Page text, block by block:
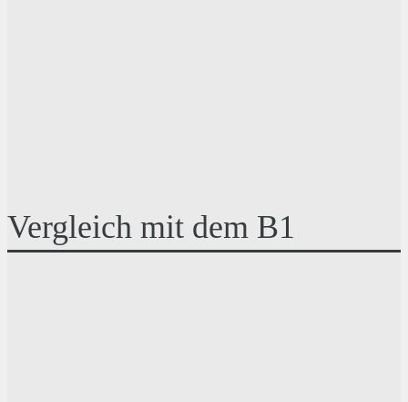
Vergleich mit dem B1